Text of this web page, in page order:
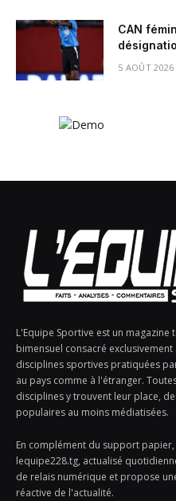
CAN
5 AOÛT 2026
L'Equipe Sportive est un magazine
bimensuel consacré exclusivement
disciplines sportives pratiquées
au pays comme à l'étranger.
disciplines y trouvent leur place,
populaires au moins médiatisées.
En complément du support papier,
lequipe228.tg, actualisé
de relais numérique et propose
réactive de l'actualité.